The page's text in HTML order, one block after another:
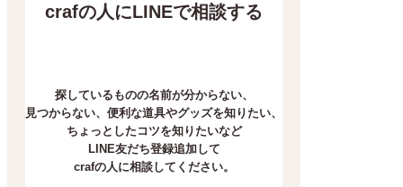
crafの人にLINEで相談する
探しているものの名前が分からない、
見つからない、 便利な道具やグッズを知りたい、
ちょっとしたコツを知りたいなど
LINE友だち登録追加して
crafの人に相談してください。